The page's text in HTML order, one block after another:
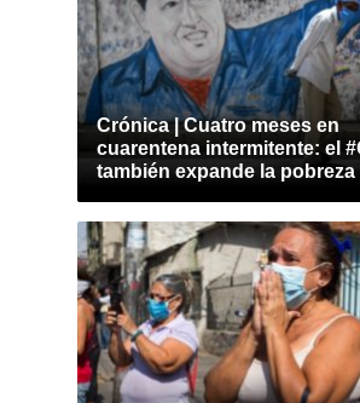
Crónica | Cuatro meses en
cuarentena intermitente: el
también expande la pobreza